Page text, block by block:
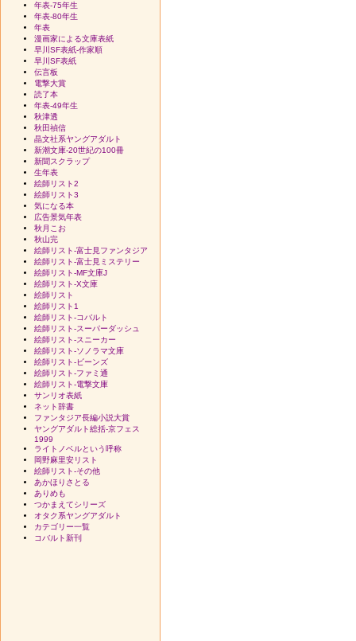
年表-75年生
年表-80年生
年表
漫画家による文庫表紙
早川SF表紙-作家順
早川SF表紙
伝言板
電撃大賞
読了本
年表-49年生
秋津透
秋田禎信
晶文社系ヤングアダルト
新潮文庫-20世紀の100冊
新聞スクラップ
生年表
絵師リスト2
絵師リスト3
気になる本
広告景気年表
秋月こお
秋山完
絵師リスト-富士見ファンタジア
絵師リスト-富士見ミステリー
絵師リスト-MF文庫J
絵師リスト-X文庫
絵師リスト
絵師リスト1
絵師リスト-コバルト
絵師リスト-スーパーダッシュ
絵師リスト-スニーカー
絵師リスト-ソノラマ文庫
絵師リスト-ビーンズ
絵師リスト-ファミ通
絵師リスト-電撃文庫
サンリオ表紙
ネット辞書
ファンタジア長編小説大賞
ヤングアダルト総括-京フェス
1999
ライトノベルという呼称
岡野麻里安リスト
絵師リスト-その他
あかほりさとる
ありめも
つかまえてシリーズ
オタク系ヤングアダルト
カテゴリー一覧
コバルト新刊